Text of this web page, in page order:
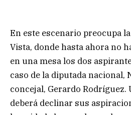
En este escenario preocupa
Vista, donde hasta ahora no
en una mesa los dos
caso de la diputada nacional,
concejal, Gerardo Rodríguez.
deberá declinar sus